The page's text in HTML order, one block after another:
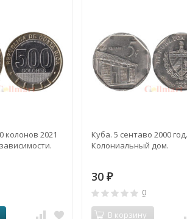
колонов 2021
Куба. 5 сентаво 2000 год.
Колониальный дом.
30₽
0
В корзину